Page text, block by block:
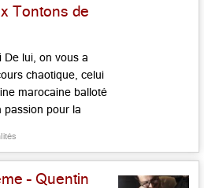
Tontons de
De lui, on vous a
chaotique, celui
marocaine balloté
passion pour la
remportée à
le monde, bref ce
– Quentin